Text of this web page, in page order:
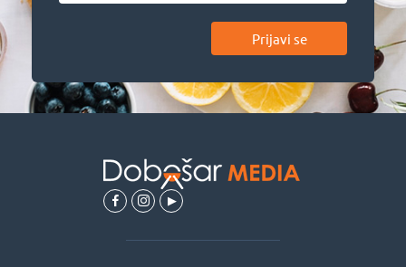
Prijavi se